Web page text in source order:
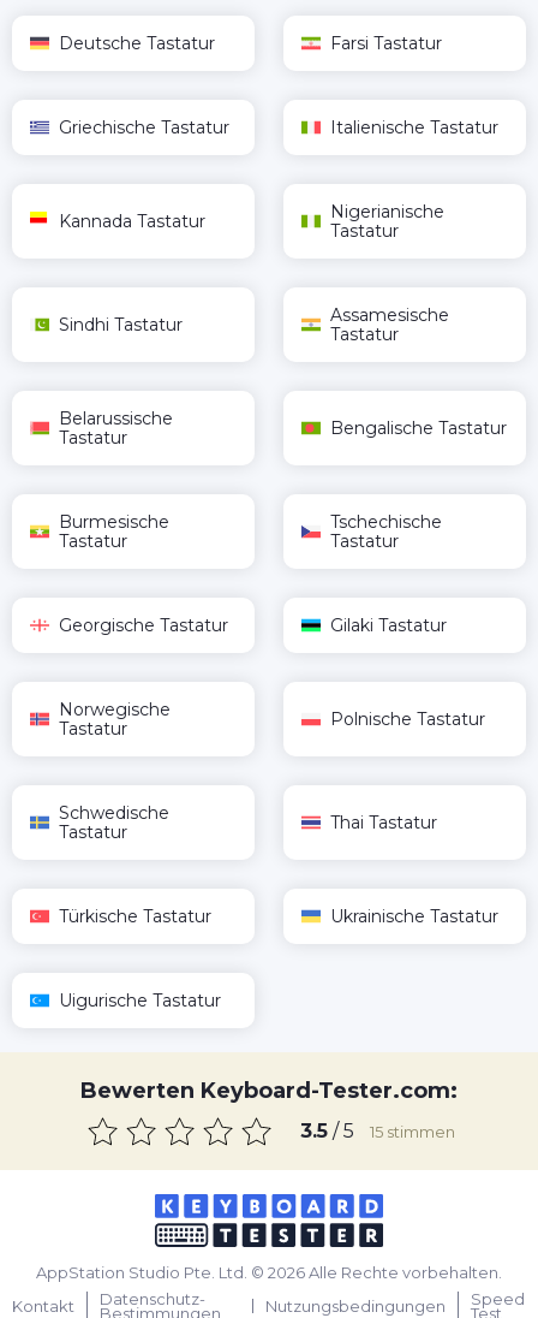
Deutsche Tastatur Farsi Tastatur
Griechische Tastatur Italienische Tastatur
Kannada Tastatur
Nigerianische
Tastatur
Sindhi Tastatur
Assamesische
Tastatur
Belarussische
Tastatur
Bengalische Tastatur
Burmesische
Tastatur
Tschechische
Tastatur
Georgische Tastatur Gilaki Tastatur
Norwegische
Tastatur
Polnische Tastatur
Schwedische
Tastatur
Thai Tastatur
Türkische Tastatur Ukrainische Tastatur
Uigurische Tastatur
Bewerten Keyboard-Tester.com:
3.5/ 5 15stimmen
AppStation Studio Pte. Ltd. © 2026 Alle Rechte vorbehalten.
Kontakt
Datenschutz-
Bestimmungen Nutzungsbedingungen Speed
Test